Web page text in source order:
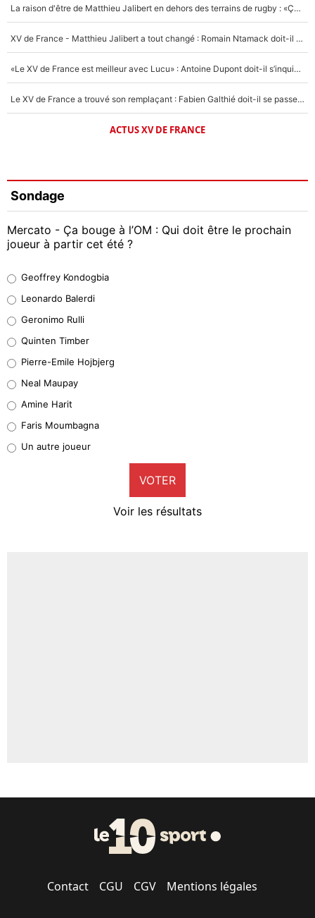
La raison d'être de Matthieu Jalibert en dehors des terrains de rugby : «Ça m'atteint autant que si tu touches à un membre de ma famille»
XV de France - Matthieu Jalibert a tout changé : Romain Ntamack doit-il s’inquiéter pour sa place à un an de la Coupe du monde ?
«Le XV de France est meilleur avec Lucu» : Antoine Dupont doit-il s’inquiéter pour sa place ?
Le XV de France a trouvé son remplaçant : Fabien Galthié doit-il se passer d'Antoine Dupont ?
ACTUS XV DE FRANCE
Sondage
Mercato - Ça bouge à l’OM : Qui doit être le prochain
joueur à partir cet été ?
38%
32%
5%
1%
9%
Geoffrey Kondogbia
Leonardo Balerdi
Geronimo Rulli
Quinten Timber
Pierre-Emile Hojbjerg
Neal Maupay
Amine Harit
Faris Moumbagna
Un autre joueur
VOTER
Voir les résultats
Contact CGU CGV Mentions légales